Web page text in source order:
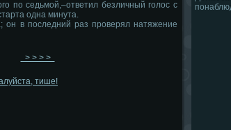
по седьмой,–ответил безличный голос с
одна минута.
он в последний раз проверял натяжение
> > > >
тише!